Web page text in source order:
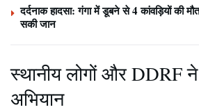
दर्दनाक हादसा: गंगा में डूबने से 4 कांवड़ियों की
सकी जान
स्थानीय लोगों और DDRF
अभियान